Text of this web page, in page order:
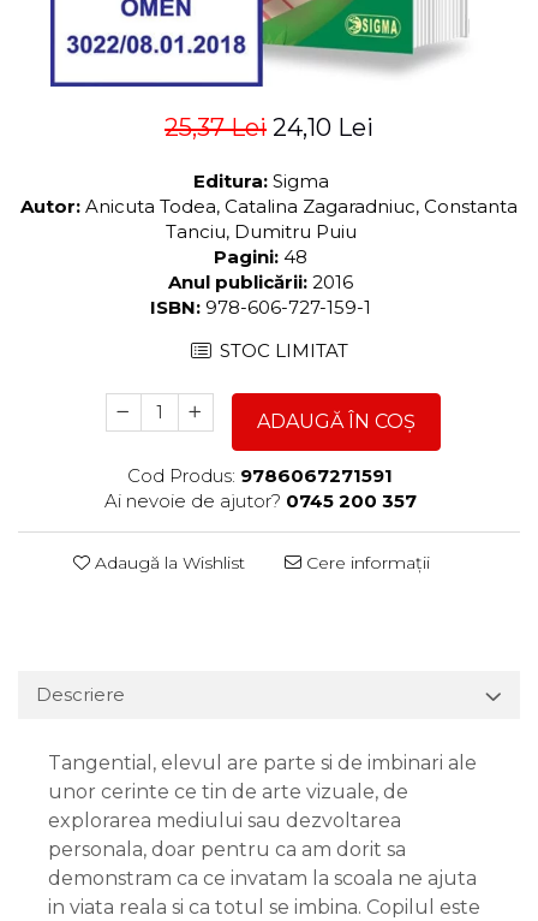
25,37 Lei 24,10 Lei
Editura: Sigma
Autor: Anicuta Todea, Catalina Zagaradniuc, Constanta
Tanciu, Dumitru Puiu
Pagini: 48
Anul publicării: 2016
ISBN: 978-606-727-159-1
STOC LIMITAT
ADAUGĂ ÎN COȘ
Cod Produs: 9786067271591
Ai nevoie de ajutor? 0745 200 357
Adaugă la Wishlist Cere informații
Descriere
Tangential, elevul are parte si de imbinari ale
unor cerinte ce tin de arte vizuale, de
explorarea mediului sau dezvoltarea
personala, doar pentru ca am dorit sa
demonstram ca ce invatam la scoala ne ajuta
in viata reala si ca totul se imbina. Copilul este